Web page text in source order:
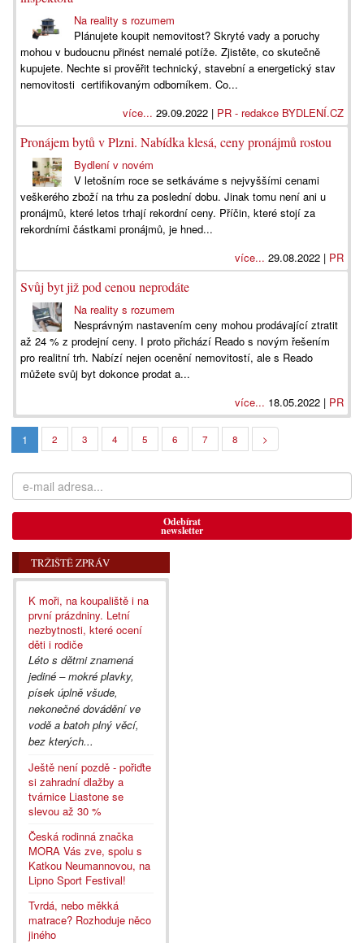
Na reality s rozumem
Plánujete koupit nemovitost? Skryté vady a poruchy
mohou v budoucnu přinést nemalé potíže. Zjistěte, co skutečně
kupujete. Nechte si prověřit technický, stavební a energetický stav
nemovitosti certifikovaným odborníkem. Co...
více... 29.09.2022 | PR - redakce BYDLENÍ.CZ
Pronájem bytů v Plzni. Nabídka klesá, ceny pronájmů rostou
Bydlení v novém
V letošním roce se setkáváme s nejvyššími cenami
veškerého zboží na trhu za poslední dobu. Jinak tomu není ani u
pronájmů, které letos trhají rekordní ceny. Příčin, které stojí za
rekordními částkami pronájmů, je hned...
více... 29.08.2022 | PR
Svůj byt již pod cenou neprodáte
Na reality s rozumem
Nesprávným nastavením ceny mohou prodávající ztratit
až 24 % z prodejní ceny. I proto přichází Reado s novým řešením
pro realitní trh. Nabízí nejen ocenění nemovitostí, ale s Reado
můžete svůj byt dokonce prodat a...
více... 18.05.2022 | PR
1 2 3 4 5 6 7 8 >
Odebírat
newsletter
TRŽIŠTĚ ZPRÁV
K moři, na koupaliště i na
první prázdniny. Letní
nezbytnosti, které ocení
děti i rodiče
Léto s dětmi znamená
jediné – mokré plavky,
písek úplně všude,
nekonečné dovádění ve
vodě a batoh plný věcí,
bez kterých...
Ještě není pozdě - pořiďte
si zahradní dlažby a
tvárnice Liastone se
slevou až 30 %
Česká rodinná značka
MORA Vás zve, spolu s
Katkou Neumannovou, na
Lipno Sport Festival!
Tvrdá, nebo měkká
matrace? Rozhoduje něco
jiného